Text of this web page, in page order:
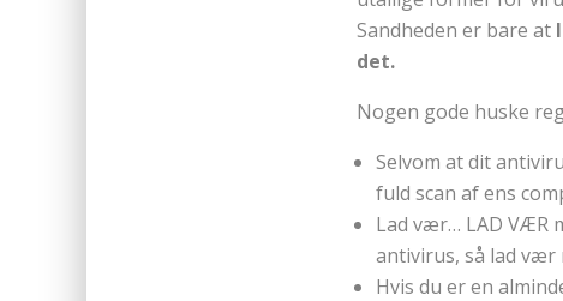
Sandheden er bare at
det.
Nogen gode huske
Selvom at dit
fuld scan af ens
Lad vær… LAD VÆR
antivirus, så lad vær
Hvis du er en